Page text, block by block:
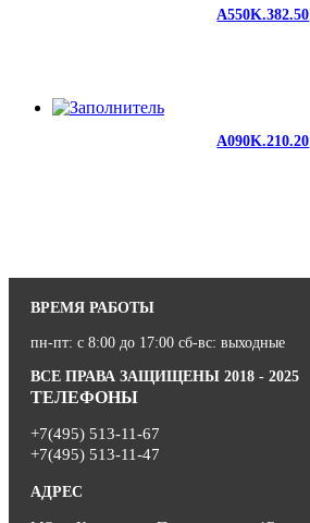
A550K.382.50
A090K.210.20
ВРЕМЯ РАБОТЫ
пн-пт: с 8:00 до 17:00 сб-вс: выходные
ВСЕ ПРАВА ЗАЩИЩЕНЫ 2018 - 2025
ТЕЛЕФОНЫ
+7(495) 513-11-67
+7(495) 513-11-47
АДРЕС